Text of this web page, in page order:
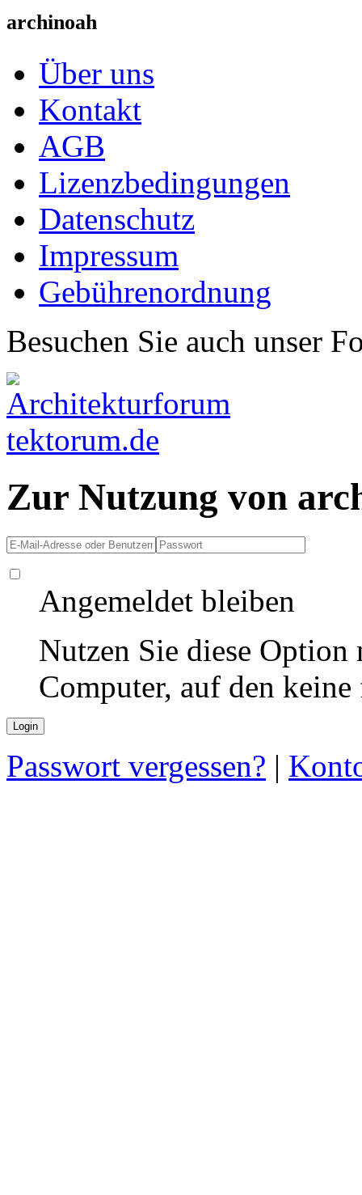
archinoah
Über uns
Kontakt
AGB
Lizenzbedingungen
Datenschutz
Impressum
Gebührenordnung
Besuchen Sie auch unser
Zur Nutzung von
Angemeldet bleiben
Nutzen Sie diese
Computer, auf den
Passwort vergessen? |